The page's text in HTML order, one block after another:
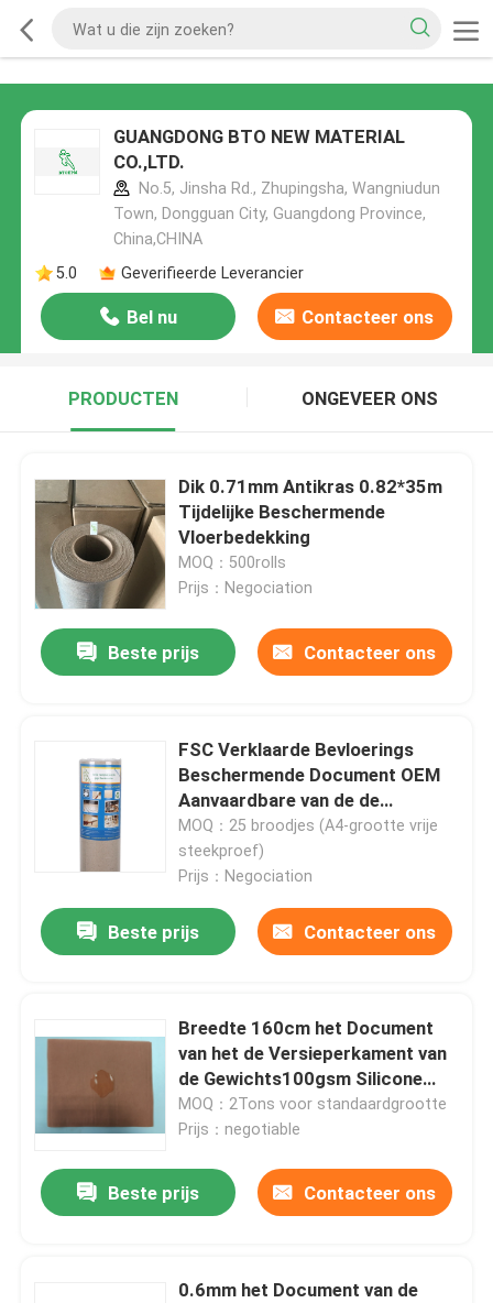
GUANGDONG BTO NEW MATERIAL
CO.,LTD.
No.5, Jinsha Rd., Zhupingsha, Wangniudun
Town, Dongguan City, Guangdong Province,
China,CHINA
5.0
Geverifieerde Leverancier
Bel nu Contacteer ons
PRODUCTEN ONGEVEER ONS
Dik 0.71mm Antikras 0.82*35m
Tijdelijke Beschermende
Vloerbedekking
MOQ：500rolls
Prijs：Negociation
Beste prijs Contacteer ons
FSC Verklaarde Bevloerings
Beschermende Document OEM
Aanvaardbare van de de
Bouwraad van de
Contractantsterkte de
Vloerbescherming
MOQ：25 broodjes (A4-grootte vrije
steekproef)
Prijs：Negociation
Beste prijs Contacteer ons
Breedte 160cm het Document
van het de Versieperkament van
de Gewichts100gsm Silicone
Met een laag bedekt Olie Broodje
MOQ：2Tons voor standaardgrootte
Prijs：negotiable
Beste prijs Contacteer ons
0.6mm het Document van de